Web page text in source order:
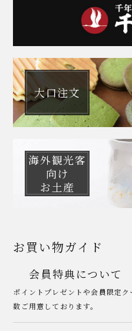
そして包み紙を開くと
がお目見えしました。
目に期待が膨らみます。
冷蔵庫から15分ほど
と抹茶の香りを感じれ
さも味わえるとのこと
15分ほど室温でいた
した。
ホットミルクとの相
はホットミルクといた
まずいただく前に、ト
と、濃厚でお茶の風味
らみます。そして一口
！！！
衝撃が走りました。
きめ細やかな宇治抹
身の濃厚なお抹茶の味
そして滑らかな舌触り
止まりません。
1粒をゆっくりと時間
ただきました。
そして驚いたことがも
大口注文
海外観光客
向け
お土産
お買い物ガイド
会員特典について
ポイントプレゼントや会員限定
数ご用意しております。